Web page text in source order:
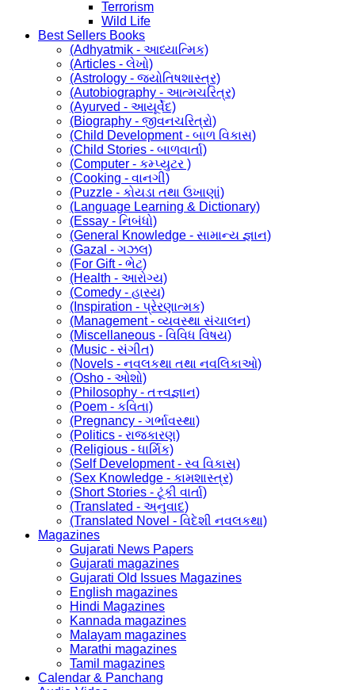
Terrorism
Wild Life
Best Sellers Books
(Adhyatmik - આધ્યાત્મિક)
(Articles - લેખો)
(Astrology - જ્યોતિષશાસ્ત્ર)
(Autobiography - આત્મચરિત્ર)
(Ayurved - આયૂર્વેદ)
(Biography - જીવનચરિત્રો)
(Child Development - બાળ વિકાસ)
(Child Stories - બાળવાર્તા)
(Computer - કમ્પ્યુટર )
(Cooking - વાનગી)
(Puzzle - કોયડા તથા ઉખાણાં)
(Language Learning & Dictionary)
(Essay - નિબંધો)
(General Knowledge - સામાન્ય જ્ઞાન)
(Gazal - ગઝલ)
(For Gift - ભેટ)
(Health - આરોગ્ય)
(Comedy - હાસ્ય)
(Inspiration - પ્રેરણાત્મક)
(Management - વ્યવસ્થા સંચાલન)
(Miscellaneous - વિવિધ વિષય)
(Music - સંગીત)
(Novels - નવલકથા તથા નવલિકાઓ)
(Osho - ઓશો)
(Philosophy - તત્ત્વજ્ઞાન)
(Poem - કવિતા)
(Pregnancy - ગર્ભાવસ્થા)
(Politics - રાજકારણ)
(Religious - ધાર્મિક)
(Self Development - સ્વ વિકાસ)
(Sex Knowledge - કામશાસ્ત્ર)
(Short Stories - ટૂંકી વાર્તા)
(Translated - અનુવાદ)
(Translated Novel - વિદેશી નવલકથા)
Magazines
Gujarati News Papers
Gujarati magazines
Gujarati Old Issues Magazines
English magazines
Hindi Magazines
Kannada magazines
Malayam magazines
Marathi magazines
Tamil magazines
Calendar & Panchang